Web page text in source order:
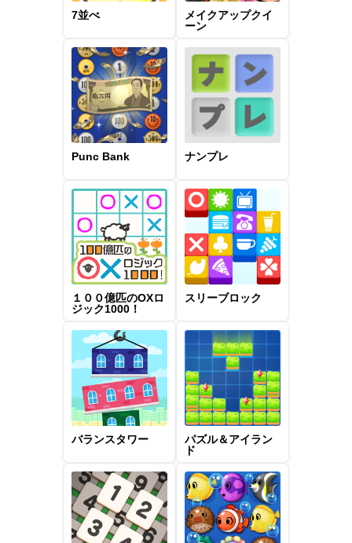
7並べ
メイクアップクイ
ーン
Punc Bank ナンプレ
１００億匹のOXロ
ジック1000！
スリーブロック
バランスタワー
パズル＆アイラン
ド